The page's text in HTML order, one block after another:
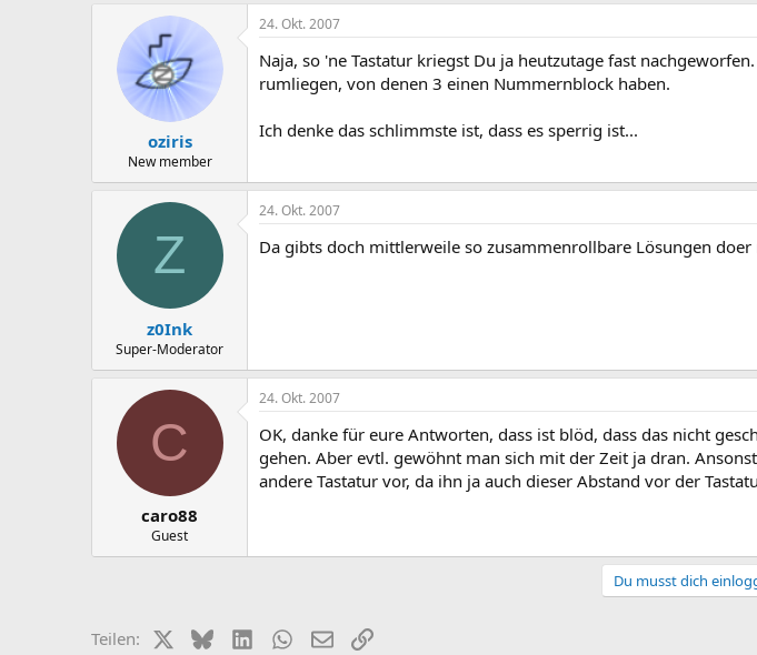
oziris
New member
24. Okt. 2007
Naja, so 'ne Tastatur kriegst Du ja heutzutage fast
rumliegen, von denen 3 einen Nummernblock haben.
Ich denke das schlimmste ist, dass es sperrig ist...
Z
z0Ink
Super-Moderator
24. Okt. 2007
Da gibts doch mittlerweile so zusammenrollbare Lösungen doer
C
caro88
Guest
24. Okt. 2007
OK, danke für eure Antworten, dass ist blöd, dass das nicht
gehen. Aber evtl. gewöhnt man sich mit der Zeit ja dran.
andere Tastatur vor, da ihn ja auch dieser Abstand vor der
Du musst dich
Teilen: X (Twitter)
BlueskyLinkedInWhatsApp
E-MailLink